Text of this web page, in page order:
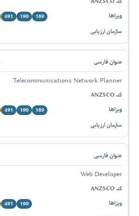
189
190
491
Telecommunications Network Planner
189
190
491
Web Developer
190
491